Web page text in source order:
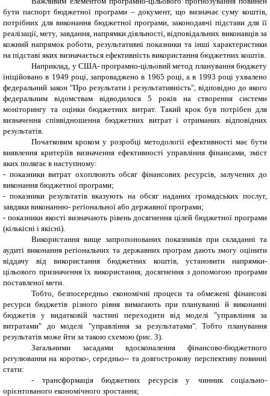
бути паспорт бюджетної програми – документ, що визначає суму коштів,
потрібних для виконання бюджетної програми, законодавчі підстави для її
реалізації, мету, завдання, напрямки діяльності, відповідальних виконавців за
кожний напрямок роботи, результативні показники та інші характеристики
на підставі яких визначається ефективність використання бюджетних коштів.
Наприклад, у США- програмно-цільовий метод планування бюджету
ініційовано в 1949 році, запроваджено в 1965 році, а в 1993 році ухвалено
федеральний закон "Про результати і результативність", відповідно до якого
федеральним відомствам відводилося 5 років на створення системи
моніторингу та оцінки бюджетних витрат. Такий крок був потрібен для
визначення співвідношення бюджетних витрат і отриманих відповідних
результатів.
Початковим кроком у розробці методології ефективності має бути
виявлення критеріїв визначення ефективності управління фінансами, зміст
яких полягає в наступному:
- показники витрат охоплюють обсяг фінансових ресурсів, залучених до
виконання бюджетної програми;
- показники результатів вказують на обсяг наданих громадських послуг,
завдяки виконанню- регіональної або державної програми;
- показники якості визначають рівень досягнення цілей бюджетної програми
(кількісні і якісні).
Використання вище запропонованих показників при складанні та
аудиті виконання регіональних та державних програм дають змогу оцінити
віддачу від використання бюджетних коштів, установити напрямки-
цільового призначення їх використання, досягнення з допомогою програми
поставленої мети.
Тобто, безпосередньо економічні процеси та обмежені фінансові
ресурси бюджетів різного рівня вимагають при плануванні й виконанні
бюджетів у видатковій частині переходити від моделі "управління за
витратами" до моделі "управління за результатами". Тобто планування
результатів може йти за такою схемою (рис. 3).
Загальними засадами вдосконалення фінансово-бюджетного
регулювання на коротко-, середньо-- та довгострокову перспективу повинні
стати:
- трансформація бюджетних ресурсів у чинник соціально-
орієнтованого економічного зростання;